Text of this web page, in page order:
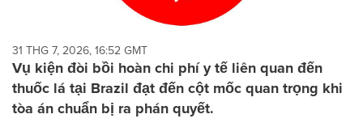
31 THG 7, 2026, 16:52 GMT
Vụ kiện đòi bồi hoàn chi phí y tế liên quan đến
thuốc lá tại Brazil đạt đến cột mốc quan trọng khi
tòa án chuẩn bị ra phán quyết.